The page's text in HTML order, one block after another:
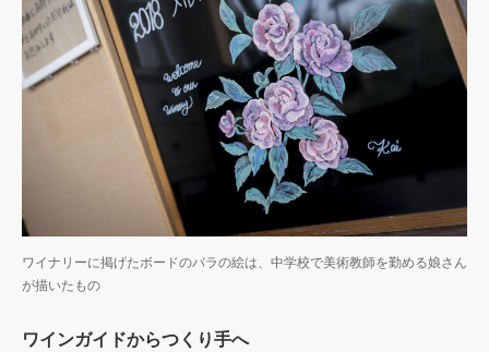
ワイナリーに掲げたボードのバラの絵は、中学校で美術教師を勤める娘さん
が描いたもの
ワインガイドからつくり手へ